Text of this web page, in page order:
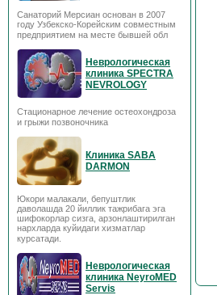
Санаторий Мерсиан основан в 2007
году Узбекско-Корейским совместным
предприятием на месте бывшей обл
Неврологическая
клиника SPECTRA
NEVROLOGY
Стационарное лечение остеохондроза
и грыжи позвоночника
Клиника SABA
DARMON
Юкори малакали, бепуштлик
даволашда 20 йиллик тажрибага эга
шифокорлар сизга, арзонлаштирилган
нархларда куйидаги хизматлар
курсатади.
Неврологическая
клиника NeyroMED
Servis